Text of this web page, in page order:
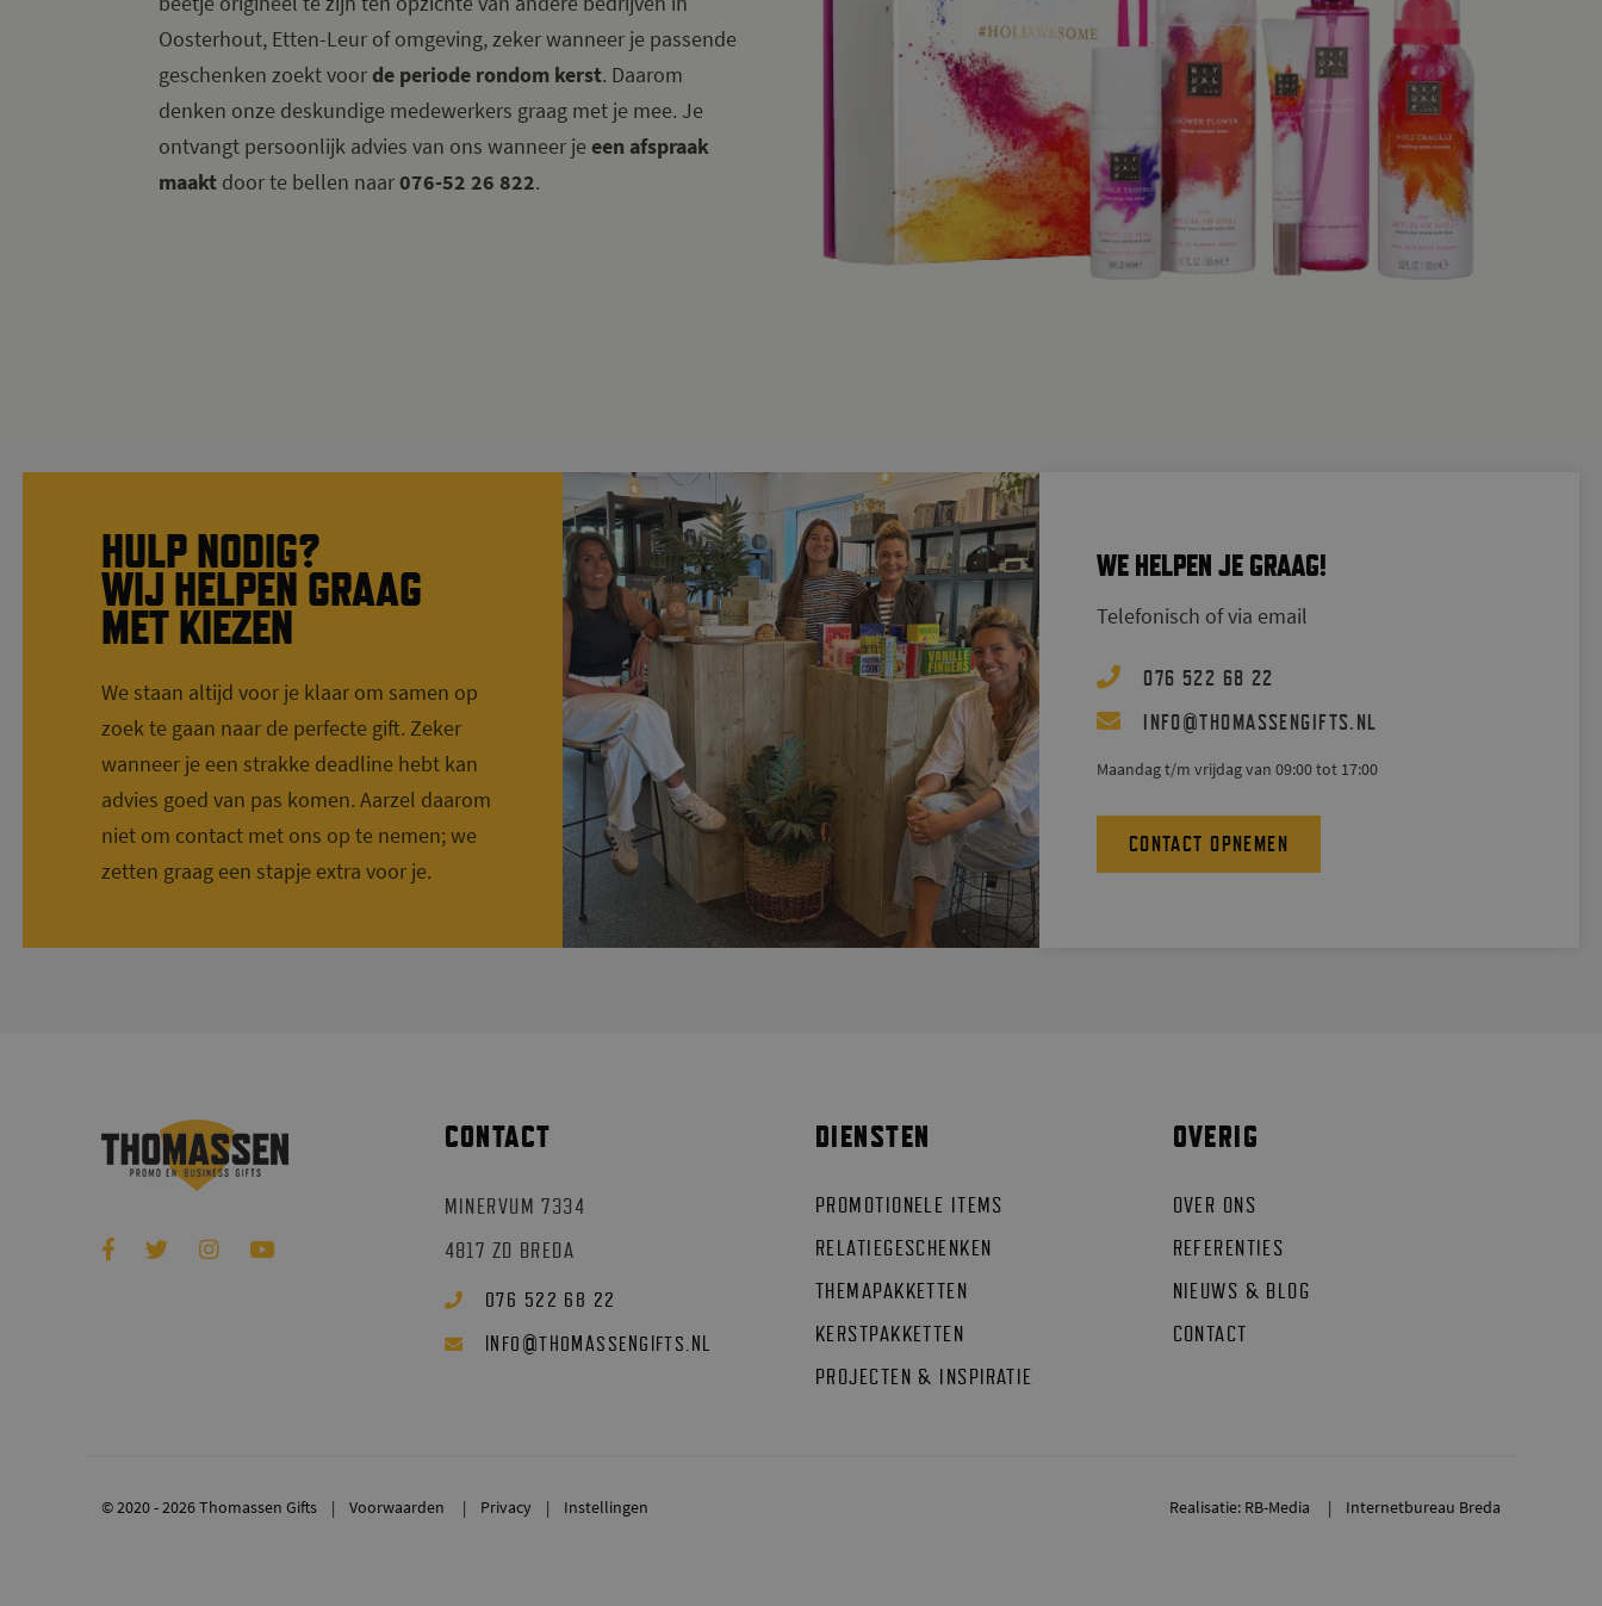
Oosterhout, Etten-Leur of omgeving, zeker wanneer je passende
geschenken zoekt voorde periode rondom kerst. Daarom
denken onze deskundige medewerkers graag met je mee. Je
ontvangt persoonlijk advies van ons wanneer je een afspraak
maakt door te bellen naar076-52 26 822.
HULP NODIG?
WIJ HELPEN GRAAG
MET KIEZEN
We staan altijd voor je klaar om samen op
zoek te gaan naar de perfecte gift. Zeker
wanneer je een strakke deadline hebt kan
advies goed van pas komen. Aarzel daarom
niet om contact met ons op te nemen; we
zetten graag een stapje extra voor je.
WE HELPEN JE GRAAG!
Telefonisch of via email
076 522 68 22
INFO@THOMASSENGIFTS.NL
Maandag t/m vrijdag van 09:00 tot 17:00
CONTACT OPNEMEN
CONTACT
MINERVUM 7334
4817 ZD BREDA
076 522 68 22
INFO@THOMASSENGIFTS.NL
DIENSTEN
PROMOTIONELE ITEMS
RELATIEGESCHENKEN
THEMAPAKKETTEN
KERSTPAKKETTEN
PROJECTEN & INSPIRATIE
OVERIG
OVER ONS
REFERENTIES
NIEUWS & BLOG
CONTACT
© 2020 - 2026 Thomassen Gifts Voorwaarden Privacy Instellingen Realisatie: RB-Media Internetbureau Breda